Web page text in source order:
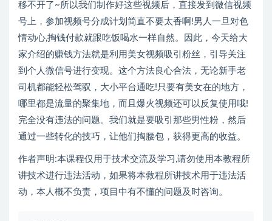
移不开了~所以我们制作好这些视频后，直接发到微信视频
号上，参加视频号分成计划简直不要太香啊!男人一旦对色
情动心,掏钱付款就跟吃饭喝水一样自然。因此，今天给大
家介绍的赚钱方法就是利用美女视频吸引粉丝，引导关注
到个人微信号进行变现。这个方法良心合法，无论新手老
司机都能轻松驾驭，大小平台通吃!只要有美女在的地方，
哪里都是流量的聚集地，而且爆火视频还可以反复使用哦!
完全没有违法的问题。我们就是要吸引那些男性粉，然后
通过一些转化的技巧，让他们掏腰包，获得更高的收益。
作者声明:本课程仅用于技术交流及学习,请勿使用本教程所
讲技术进行违法活动，如果将本救程所讲技术用于违法活
动，本人概不负责，项目中有不懂的问题及时咨询。